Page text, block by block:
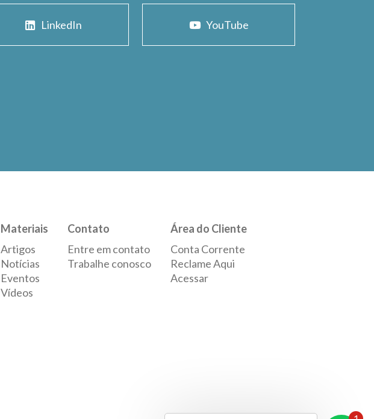
LinkedIn YouTube
Materiais
Artigos
Notícias
Eventos
Vídeos
Contato
Entre em contato
Trabalhe conosco
Área do Cliente
Conta Corrente
Reclame Aqui
Acessar